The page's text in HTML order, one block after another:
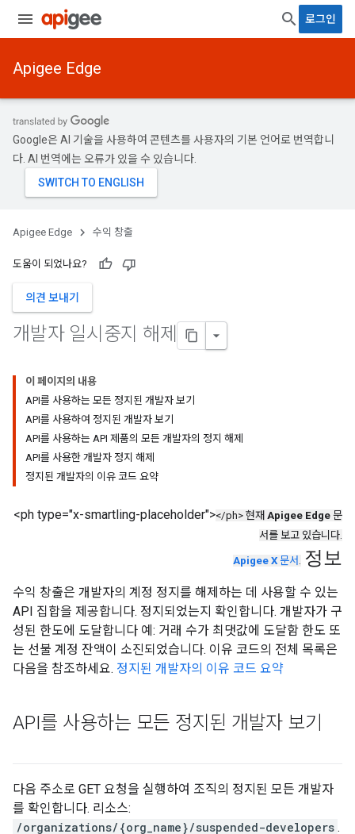
로그인
Apigee Edge
Google은 AI 기술을 사용하여 콘텐츠를 사용자의 기본 언어로 번역합니
다. AI 번역에는 오류가 있을 수 있습니다.
Apigee Edge 수익 창출
도움이 되었나요?
의견 보내기
개발자 일시중지 해제
이 페이지의 내용
API를 사용하는 모든 정지된 개발자 보기
API를 사용하여 정지된 개발자 보기
API를 사용하는 API 제품의 모든 개발자의 정지 해제
API를 사용한 개발자 정지 해제
정지된 개발자의 이유 코드 요약
<ph type="x-smartling-placeholder"></ph> 현재 Apigee Edge 문
서를 보고 있습니다.
Apigee X 문서 . 정보
수익 창출은 개발자의 계정 정지를 해제하는 데 사용할 수 있는
API 집합을 제공합니다. 정지되었는지 확인합니다. 개발자가 구
성된 한도에 도달합니다 예: 거래 수가 최댓값에 도달함 한도 또
는 선불 계정 잔액이 소진되었습니다. 이유 코드의 전체 목록은
다음을 참조하세요. 정지된 개발자의 이유 코드 요약
API를 사용하는 모든 정지된 개발자 보기
다음 주소로 GET 요청을 실행하여 조직의 정지된 모든 개발자
를 확인합니다. 리소스:
/organizations/{org_name}/suspended-developers .